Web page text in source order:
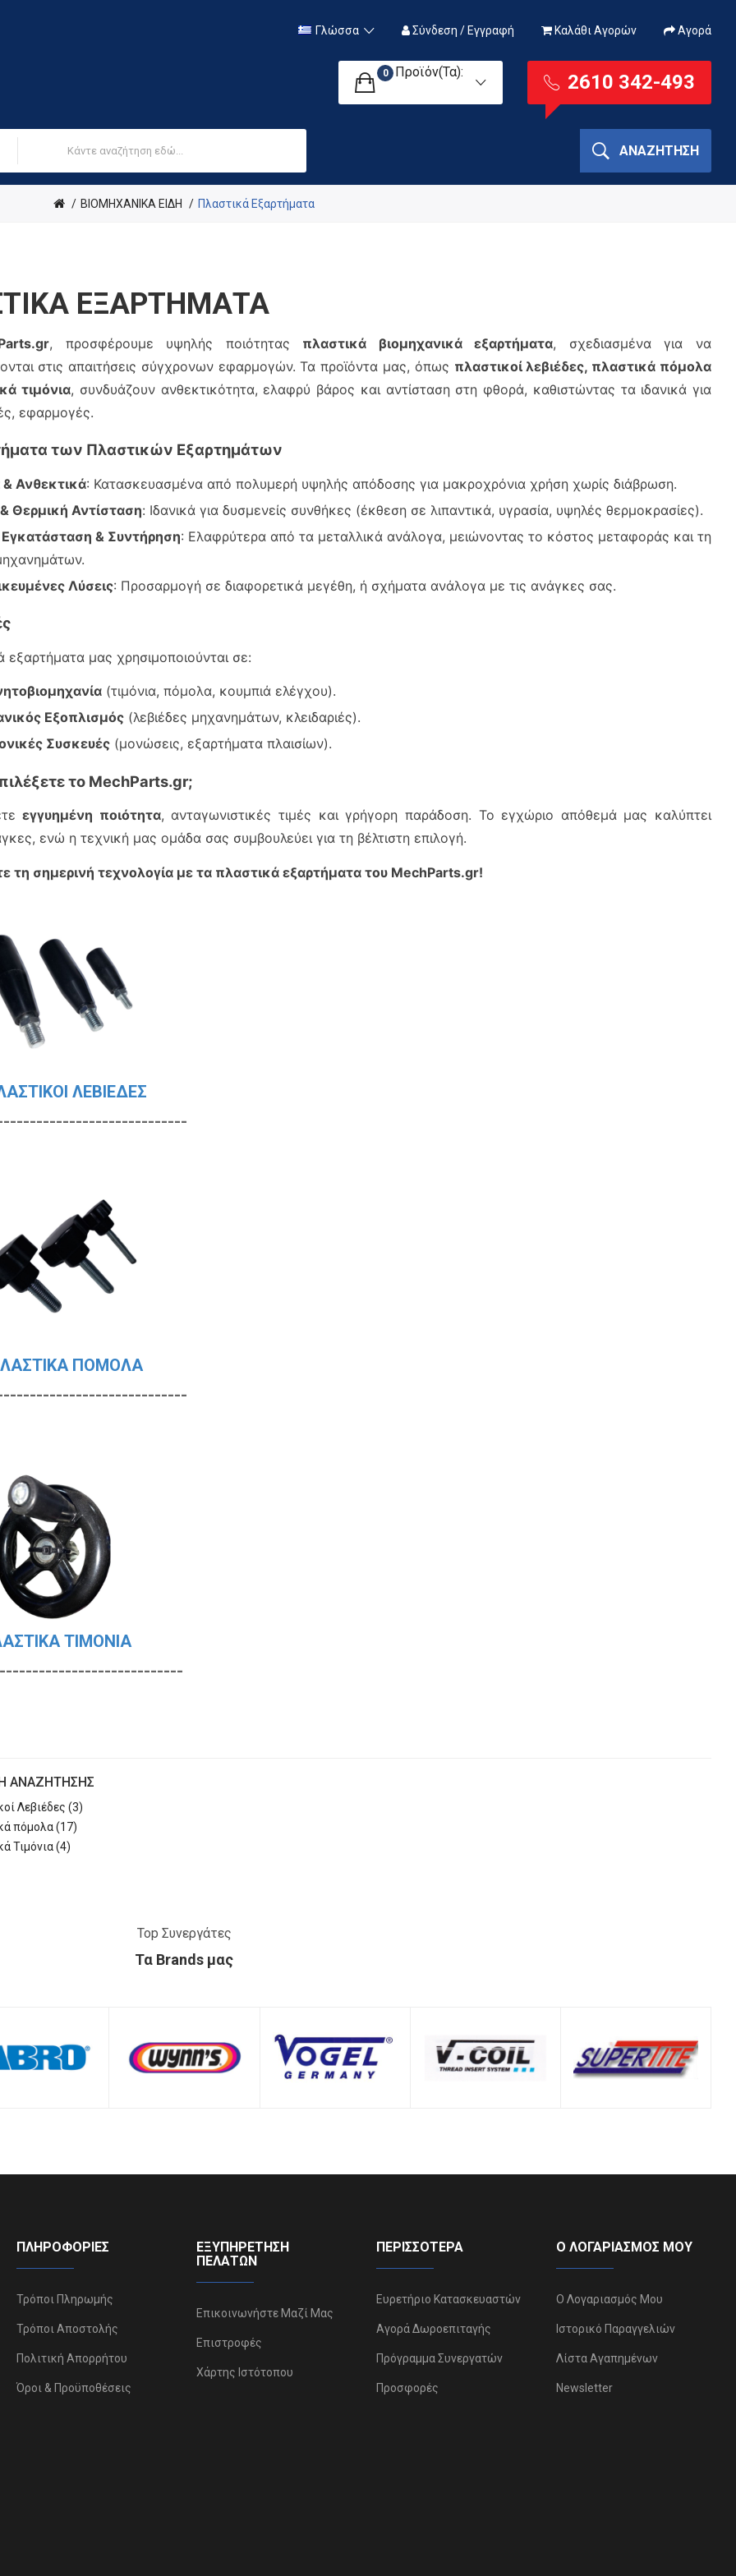
Γλώσσα Σύνδεση / Εγγραφή Καλάθι Αγορών Αγορά
ΑΝΑΖΉΤΗΣΗ
0 Προϊόν(τα): 2610 342-493
ΒΙΟΜΗΧΑΝΙΚΑ ΕΙΔΗ Πλαστικά Εξαρτήματα
ΕΞΑΡΤΉΜΑΤΑ
, προσφέρουμε υψηλής ποιότητας πλαστικά βιομηχανικά εξαρτήματα, σχεδιασμένα για να
στις απαιτήσεις σύγχρονων εφαρμογών. Τα προϊόντα μας, όπως πλαστικοί λεβιέδες, πλαστικά πόμολα
τιμόνια, συνδυάζουν ανθεκτικότητα, ελαφρύ βάρος και αντίσταση στη φθορά, καθιστώντας τα ιδανικά για
εφαρμογές.
των Πλαστικών Εξαρτημάτων
Ανθεκτικά: Κατασκευασμένα από πολυμερή υψηλής απόδοσης για μακροχρόνια χρήση χωρίς διάβρωση.
Θερμική Αντίσταση: Ιδανικά για δυσμενείς συνθήκες (έκθεση σε λιπαντικά, υγρασία, υψηλές θερμοκρασίες).
& Συντήρηση: Ελαφρύτερα από τα μεταλλικά ανάλογα, μειώνοντας το κόστος μεταφοράς και τη
Λύσεις: Προσαρμογή σε διαφορετικά μεγέθη, ή σχήματα ανάλογα με τις ανάγκες σας.
εξαρτήματα μας χρησιμοποιούνται σε:
(τιμόνια, πόμολα, κουμπιά ελέγχου).
Εξοπλισμός(λεβιέδες μηχανημάτων, κλειδαριές).
Συσκευές(μονώσεις, εξαρτήματα πλαισίων).
το MechParts.gr;
εγγυημένη ποιότητα, ανταγωνιστικές τιμές και γρήγορη παράδοση. Το εγχώριο απόθεμά μας καλύπτει
ενώ η τεχνική μας ομάδα σας συμβουλεύει για τη βέλτιστη επιλογή.
τη σημερινή τεχνολογία με τα πλαστικά εξαρτήματα του MechParts.gr!
ΛΕΒΙΕΔΕΣ
ΠΟΜΟΛΑ
ΤΙΜΟΝΙΑ
ΑΝΑΖΉΤΗΣΗΣ
Λεβιέδες (3)
πόμολα (17)
Τιμόνια (4)
Top Συνεργάτες
Τα Brands μας
ΠΛΗΡΟΦΟΡΊΕΣ
Τρόποι Πληρωμής
Τρόποι Αποστολής
Πολιτική Απορρήτου
Όροι & Προϋποθέσεις
ΕΞΥΠΗΡΈΤΗΣΗ
ΠΕΛΑΤΏΝ
Επικοινωνήστε Μαζί Μας
Επιστροφές
Χάρτης Ιστότοπου
ΠΕΡΙΣΣΌΤΕΡΑ
Ευρετήριο Κατασκευαστών
Αγορά Δωροεπιταγής
Πρόγραμμα Συνεργατών
Προσφορές
Ο ΛΟΓΑΡΙΑΣΜΌΣ ΜΟΥ
Ο Λογαριασμός Μου
Ιστορικό Παραγγελιών
Λίστα Αγαπημένων
Newsletter